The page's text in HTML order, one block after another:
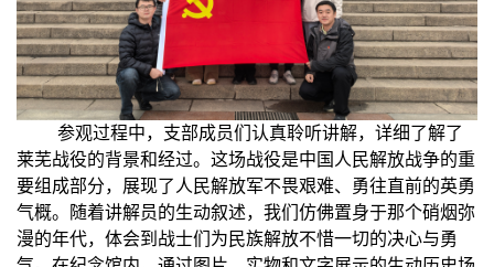
参观过程中，支部成员们认真聆听讲解，详细了解了
莱芜战役的背景和经过。这场战役是中国人民解放战争的重
要组成部分，展现了人民解放军不畏艰难、勇往直前的英勇
气概。随着讲解员的生动叙述，我们仿佛置身于那个硝烟弥
漫的年代，体会到战士们为民族解放不惜一切的决心与勇